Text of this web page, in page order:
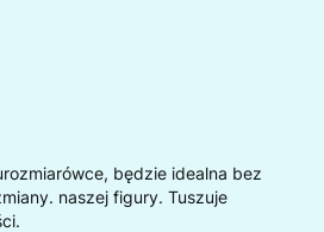
będzie idealna bez
naszej figury. Tuszuje